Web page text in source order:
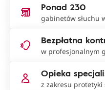
Ponad 230
gabinetów słuchu
Bezpłatna
w profesjonalnym
Opieka
z zakresu protetyki